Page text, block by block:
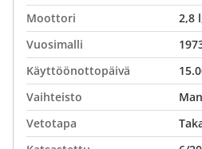
Moottori
2,8
Vuosimalli
Käyttöönottopäivä
Vaihteisto
Vetotapa